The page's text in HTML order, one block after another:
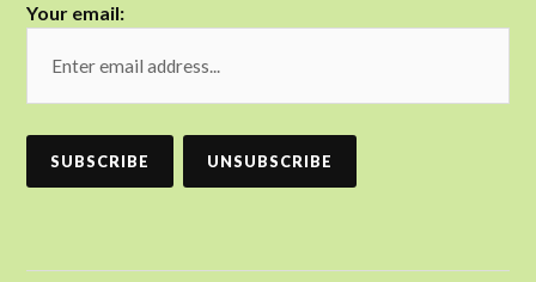
Your email: